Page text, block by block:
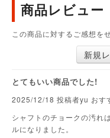
商品レビュー
この商品に対するご感想を
新規
とてもいい商品でした!
2025/12/18 投稿者yu おす
シャフトのチョークの汚れ
ルになりました。